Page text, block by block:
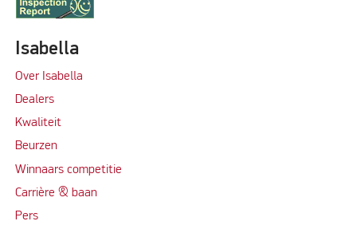
Isabella
Over Isabella
Dealers
Kwaliteit
Beurzen
Winnaars competitie
Carrière & baan
Pers